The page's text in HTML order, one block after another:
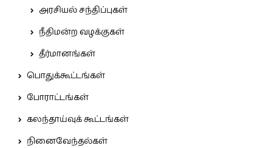
அரசியல் சந்திப்புகள்
நீதிமன்ற வழக்குகள்
தீர்மானங்கள்
பொதுக்கூட்டங்கள்
போராட்டங்கள்
கலந்தாய்வுக் கூட்டங்கள்
நினைவேந்தல்கள்